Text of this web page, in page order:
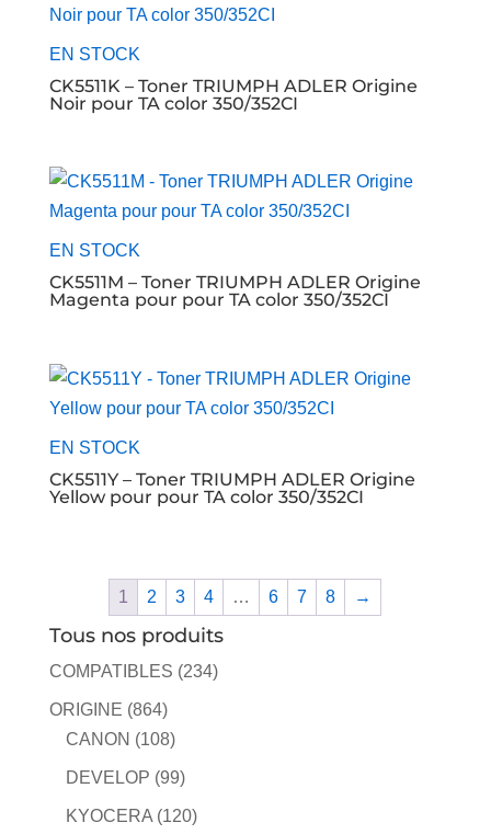
EN STOCK
CK5511K – Toner TRIUMPH ADLER Origine
Noir pour TA color 350/352CI
EN STOCK
CK5511M – Toner TRIUMPH ADLER Origine
Magenta pour pour TA color 350/352CI
EN STOCK
CK5511Y – Toner TRIUMPH ADLER Origine
Yellow pour pour TA color 350/352CI
1 2 3 4 … 6 7 8 →
Tous nos produits
COMPATIBLES (234)
ORIGINE (864)
CANON (108)
DEVELOP (99)
KYOCERA (120)